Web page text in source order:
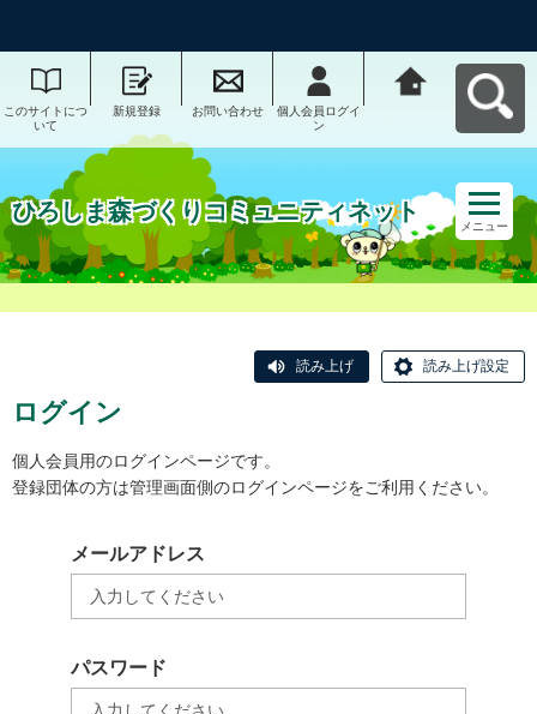
このサイトにつ
いて
新規登録 お問い合わせ
個人会員ログイ
ン
ひろしま森づくりコミュニティネット
メニュー
読み上げ 読み上げ設定
ログイン
個人会員用のログインページです。
登録団体の方は管理画面側のログインページをご利用ください。
メールアドレス
パスワード